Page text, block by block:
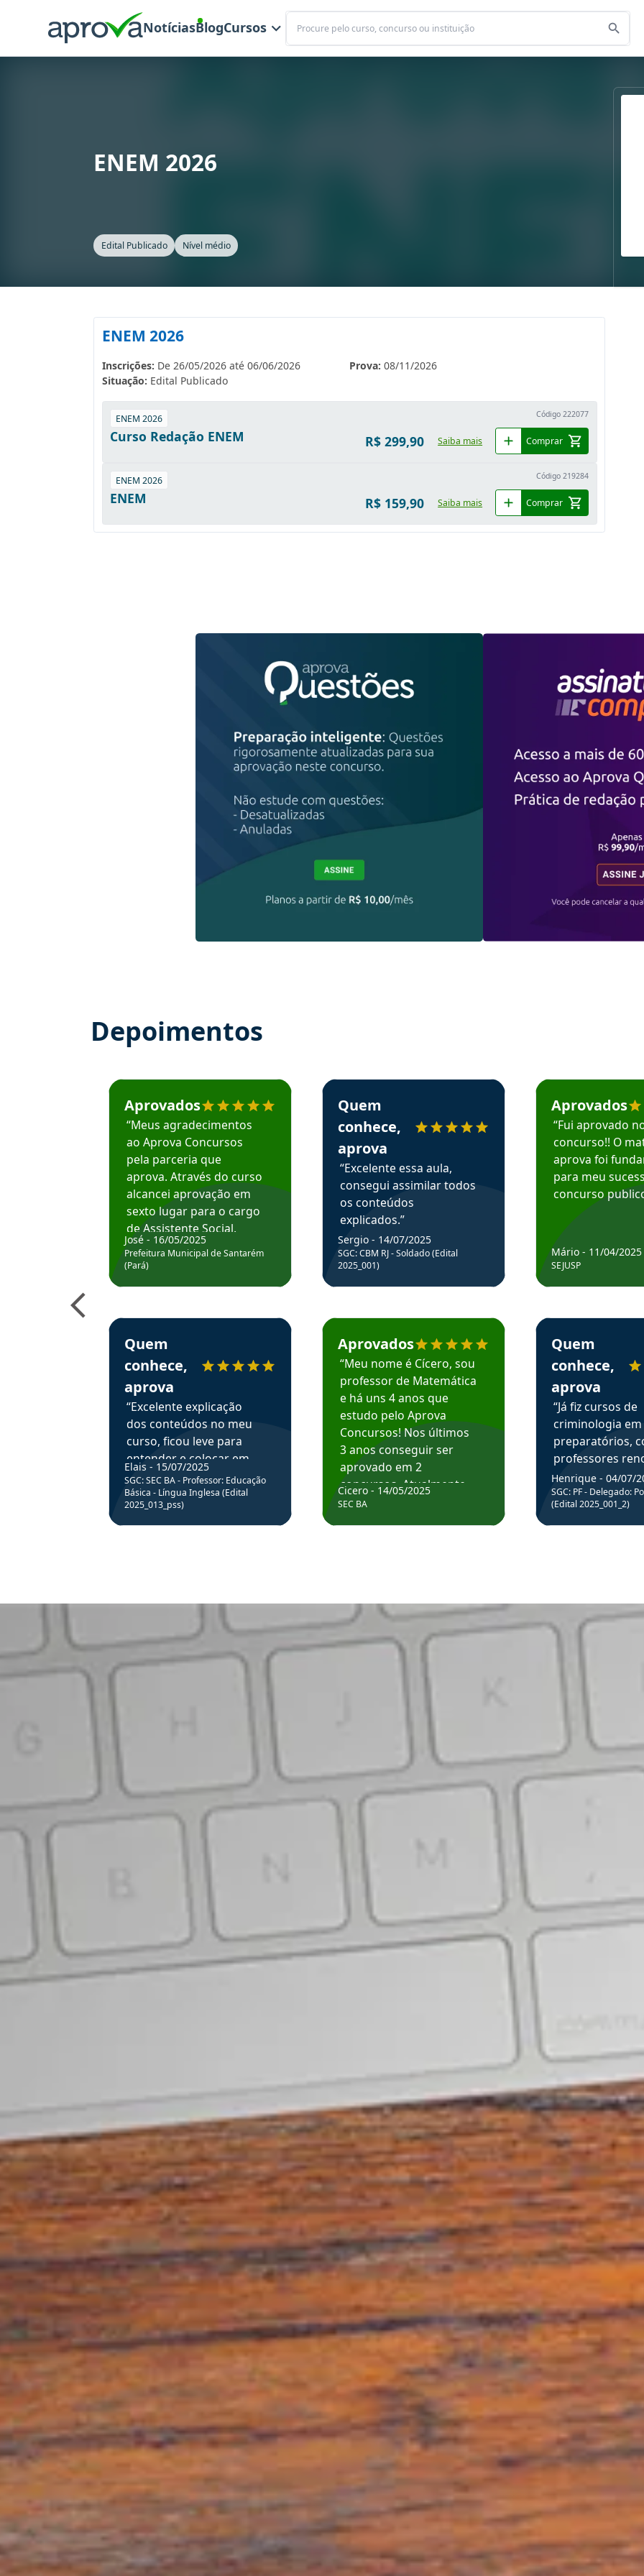
NotíciasBlogCursos
Buscar
ENEM 2026
Edital Publicado Nível médio
ENEM 2026
Inscrições: De 26/05/2026 até 06/06/2026 Prova: 08/11/2026
Situação: Edital Publicado
ENEM 2026 Código 222077
Curso Redação ENEM R$ 299,90 Saiba mais Adicionar
Comprar
ENEM 2026 Código 219284
ENEM R$ 159,90 Saiba mais Adicionar
Comprar
Depoimentos
Estudante José recomenda o Aprova Concursos em depoimento
Aprovados
“Meus agradecimentos
ao Aprova Concursos
pela parceria que
aprova. Através do curso
alcancei aprovação em
sexto lugar para o cargo
de Assistente Social.
Hoje estou atuando na
Prefeitura de Santarém.
José - 16/05/2025
Prefeitura Municipal de Santarém
(Pará)
Estudante Elais recomenda o Aprova Concursos em depoimento
Quem
conhece,
aprova
“Excelente explicação
dos conteúdos no meu
curso, ficou leve para
entender e colocar em
prática através da
resolução de questões.”
Elais - 15/07/2025
SGC: SEC BA - Professor: Educação
Básica - Língua Inglesa (Edital
2025_013_pss)
Estudante Sergio recomenda o Aprova Concursos em depoimento
Quem
conhece,
aprova
“Excelente essa aula,
consegui assimilar todos
os conteúdos
explicados.”
Sergio - 14/07/2025
SGC: CBM RJ - Soldado (Edital
2025_001)
Estudante Cicero recomenda o Aprova Concursos em depoimento
Aprovados
“Meu nome é Cícero, sou
professor de Matemática
e há uns 4 anos que
estudo pelo Aprova
Concursos! Nos últimos
3 anos conseguir ser
aprovado em 2
concursos. Atualmente,
estou atuando como
Cicero - 14/05/2025
SEC BA
Estudante Mário
Aprovados
“Fui aprovado
concurso!! O
aprova foi
para meu
concurso
Mário - 11/04/2025
SEJUSP
Estudante Henrique
Quem
conhece,
aprova
“Já fiz cursos de
criminologia em
preparatórios,
professores
fiz curso em pós
graduação.
Professor do
sem dúvida, o
Henrique - 04/07/
SGC: PF - Delegado:
(Edital 2025_001_2)